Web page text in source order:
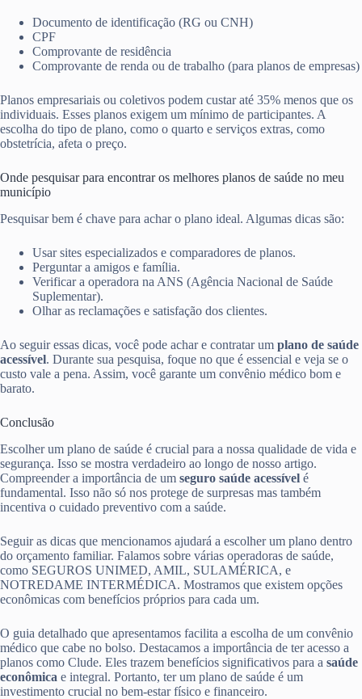
Documento de identificação (RG ou CNH)
CPF
Comprovante de residência
Comprovante de renda ou de trabalho (para planos de empresas)
Planos empresariais ou coletivos podem custar até 35% menos que os
individuais. Esses planos exigem um mínimo de participantes. A
escolha do tipo de plano, como o quarto e serviços extras, como
obstetrícia, afeta o preço.
Onde pesquisar para encontrar os melhores planos de saúde no meu
município
Pesquisar bem é chave para achar o plano ideal. Algumas dicas são:
Usar sites especializados e comparadores de planos.
Perguntar a amigos e família.
Verificar a operadora na ANS (Agência Nacional de Saúde
Suplementar).
Olhar as reclamações e satisfação dos clientes.
Ao seguir essas dicas, você pode achar e contratar um plano de saúde
acessível. Durante sua pesquisa, foque no que é essencial e veja se o
custo vale a pena. Assim, você garante um convênio médico bom e
barato.
Conclusão
Escolher um plano de saúde é crucial para a nossa qualidade de vida e
segurança. Isso se mostra verdadeiro ao longo de nosso artigo.
Compreender a importância de um seguro saúde acessível é
fundamental. Isso não só nos protege de surpresas mas também
incentiva o cuidado preventivo com a saúde.
Seguir as dicas que mencionamos ajudará a escolher um plano dentro
do orçamento familiar. Falamos sobre várias operadoras de saúde,
como SEGUROS UNIMED, AMIL, SULAMÉRICA, e
NOTREDAME INTERMÉDICA. Mostramos que existem opções
econômicas com benefícios próprios para cada um.
O guia detalhado que apresentamos facilita a escolha de um convênio
médico que cabe no bolso. Destacamos a importância de ter acesso a
planos como Clude. Eles trazem benefícios significativos para a saúde
econômica e integral. Portanto, ter um plano de saúde é um
investimento crucial no bem-estar físico e financeiro.